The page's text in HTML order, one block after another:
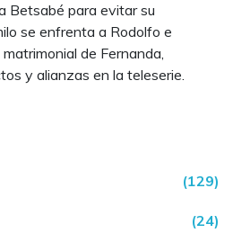
Betsabé para evitar su
se enfrenta a Rodolfo e
de Fernanda,
y alianzas en la teleserie.
(129)
(24)